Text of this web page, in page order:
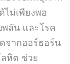
ไม่เพียงพอ
พลัน และโรค
จากฮอร์ธอร์น
หิต ช่วย